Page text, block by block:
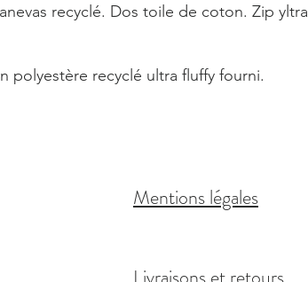
recyclé. Dos toile de coton. Zip yltra
polyestère recyclé ultra fluffy fourni.
Mentions légales